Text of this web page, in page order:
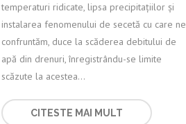
temperaturi ridicate, lipsa precipitațiilor și
instalarea fenomenului de secetă cu care ne
confruntăm, duce la scăderea debitului de
apă din drenuri, înregistrându-se limite
scăzute la acestea...
CITESTE MAI MULT